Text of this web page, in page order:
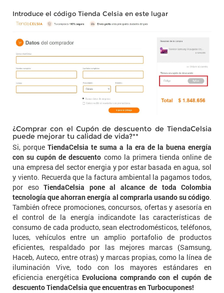
Introduce el código Tienda Celsia en este lugar
¿Comprar con el Cupón de descuento de TiendaCelsia
puede mejorar tu calidad de vida?**
Si, porqueTiendaCelsia te suma a la era de la buena energía
con su cupón de descuento como la primera tienda online de
una empresa del sector energia y por estar basada en agua, sol
y viento. Recuerda que la factura ambiental la pagamos todos,
por eso TiendaCelsia pone al alcance de toda Colombia
tecnología que ahorran energía al comprarla usando su código.
También ofrece promociones, concursos, ofertas y asesoría en
el control de la energía indicandote las características de
consumo de cada producto, sean electrodomésticos, teléfonos,
luces, vehículos entre un amplio portafolio de productos
eficientes, respaldado por las mejores marcas (Samsung,
Haceb, Auteco, entre otras) y marcas propias, como la línea de
iluminación Vive, todo con los mayores estándares en
eficiencia energética Evoluciona comprando con el cupón de
descuento TiendaCelsia que encuentras en Turbocupones!